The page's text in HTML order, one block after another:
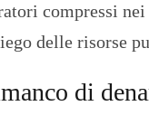
compressi
delle risorse
di